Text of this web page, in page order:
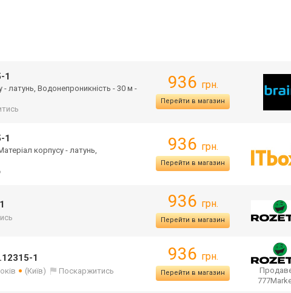
1
- латунь, Водонепроникність - 30 м -
936 грн.
Перейти в магазин
1
корпусу - латунь,
936 грн.
Перейти в магазин
936 грн.
Перейти в магазин
1
(Київ) Поскаржитись
936 грн.
Перейти в магазин